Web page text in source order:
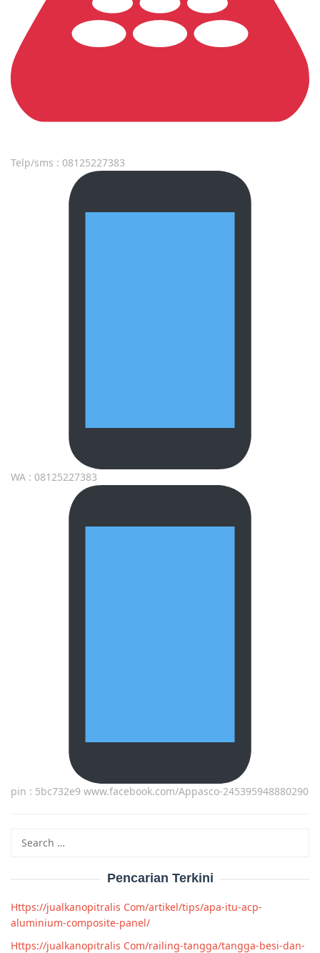
Telp/sms : 08125227383
WA : 08125227383
pin : 5bc732e9 www.facebook.com/Appasco-245395948880290
Pencarian Terkini
Https://jualkanopitralis Com/artikel/tips/apa-itu-acp-
aluminium-composite-panel/
Https://jualkanopitralis Com/railing-tangga/tangga-besi-dan-